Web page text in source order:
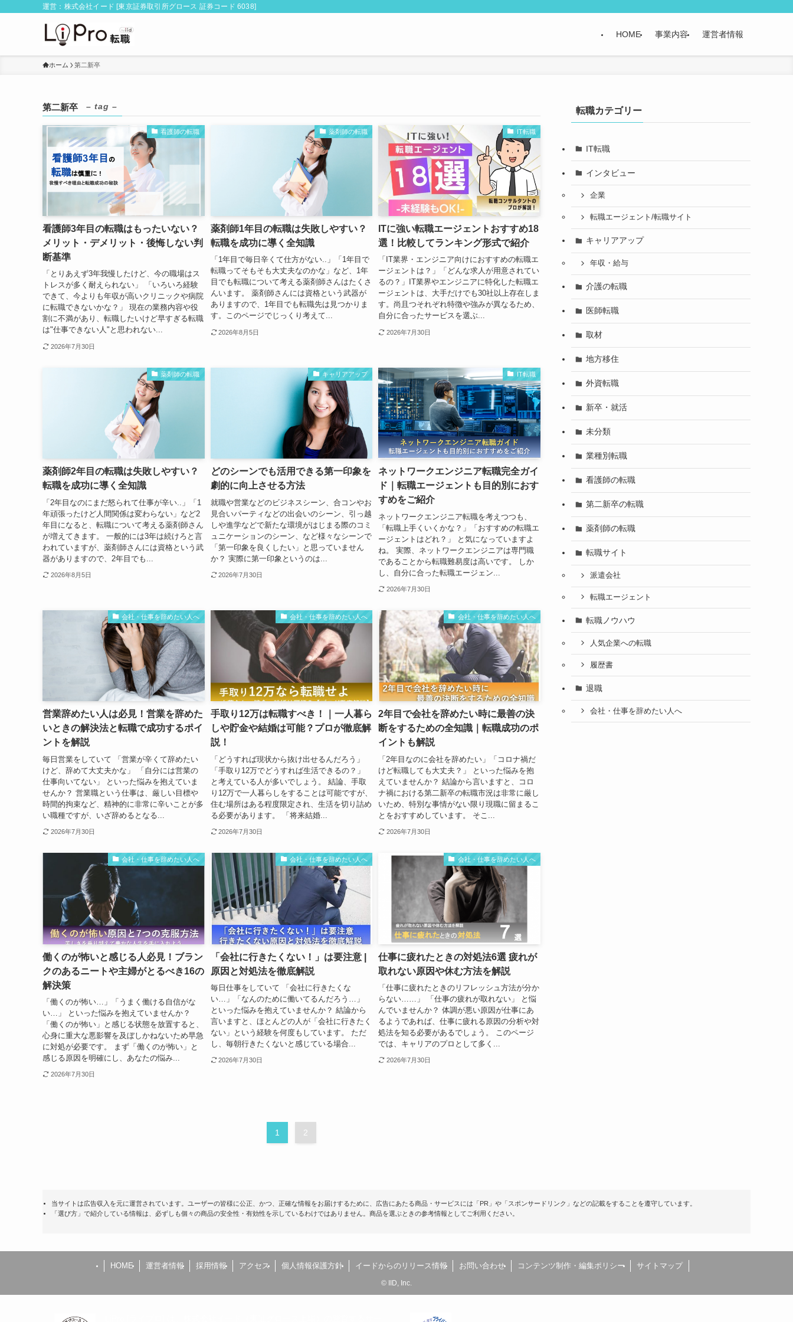
運営：株式会社イード [東京証券取引所グロース 証券コード 6038]
HOME 事業内容 運営者情報
ホーム 第二新卒
第二新卒 – tag –
看護師の転職
看護師3年目の転職はもったいない？
メリット・デメリット・後悔しない判
断基準
「とりあえず3年我慢したけど、今の職場はス
トレスが多く耐えられない」 「いろいろ経験
できて、今よりも年収が高いクリニックや病院
に転職できないかな？」 現在の業務内容や役
割に不満があり、転職したいけど早すぎる転職
は"仕事できない人"と思われない...
2026年7月30日
薬剤師の転職
薬剤師1年目の転職は失敗しやすい？
転職を成功に導く全知識
「1年目で毎日辛くて仕方がない..」「1年目で
転職ってそもそも大丈夫なのかな」など、1年
目でも転職について考える薬剤師さんはたくさ
んいます。 薬剤師さんには資格という武器が
ありますので、1年目でも転職先は見つかりま
す。このページでじっくり考えて...
2026年8月5日
IT転職
ITに強い転職エージェントおすすめ18
選！比較してランキング形式で紹介
「IT業界・エンジニア向けにおすすめの転職エ
ージェントは？」「どんな求人が用意されてい
るの？」IT業界やエンジニアに特化した転職エ
ージェントは、大手だけでも30社以上存在しま
す。尚且つそれぞれ特徴や強みが異なるため、
自分に合ったサービスを選ぶ...
2026年7月30日
薬剤師の転職
薬剤師2年目の転職は失敗しやすい？
転職を成功に導く全知識
「2年目なのにまだ怒られて仕事が辛い..」「1
年頑張ったけど人間関係は変わらない」など2
年目になると、転職について考える薬剤師さん
が増えてきます。 一般的には3年は続けろと言
われていますが、薬剤師さんには資格という武
器がありますので、2年目でも...
2026年8月5日
キャリアアップ
どのシーンでも活用できる第一印象を
劇的に向上させる方法
就職や営業などのビジネスシーン、合コンやお
見合いパーティなどの出会いのシーン、引っ越
しや進学などで新たな環境がはじまる際のコミ
ュニケーションのシーン、など様々なシーンで
「第一印象を良くしたい」と思っていません
か？ 実際に第一印象というのは...
2026年7月30日
IT転職
ネットワークエンジニア転職完全ガイ
ド｜転職エージェントも目的別におす
すめをご紹介
ネットワークエンジニア転職を考えつつも、
「転職上手くいくかな？」「おすすめの転職エ
ージェントはどれ？」 と気になっていますよ
ね。 実際、ネットワークエンジニアは専門職
であることから転職難易度は高いです。 しか
し、自分に合った転職エージェン...
2026年7月30日
会社・仕事を辞めたい人へ
営業辞めたい人は必見！営業を辞めた
いときの解決法と転職で成功するポイ
ントを解説
毎日営業をしていて 「営業が辛くて辞めたい
けど、辞めて大丈夫かな」 「自分には営業の
仕事向いてない」 といった悩みを抱えていま
せんか？ 営業職という仕事は、厳しい目標や
時間的拘束など、精神的に非常に辛いことが多
い職種ですが、いざ辞めるとなる...
2026年7月30日
会社・仕事を辞めたい人へ
手取り12万は転職すべき！｜一人暮ら
しや貯金や結婚は可能？プロが徹底解
説！
「どうすれば現状から抜け出せるんだろう」
「手取り12万でどうすれば生活できるの？」
と考えている人が多いでしょう。 結論、手取
り12万で一人暮らしをすることは可能ですが、
住む場所はある程度限定され、生活を切り詰め
る必要があります。 「将来結婚...
2026年7月30日
会社・仕事を辞めたい人へ
2年目で会社を辞めたい時に最善の決
断をするための全知識｜転職成功のポ
イントも解説
「2年目なのに会社を辞めたい」「コロナ禍だ
けど転職しても大丈夫？」 といった悩みを抱
えていませんか？ 結論から言いますと、コロ
ナ禍における第二新卒の転職市況は非常に厳し
いため、特別な事情がない限り現職に留まるこ
とをおすすめしています。 そこ...
2026年7月30日
会社・仕事を辞めたい人へ
働くのが怖いと感じる人必見！ブラン
クのあるニートや主婦がとるべき16の
解決策
「働くのが怖い…」「うまく働ける自信がな
い…」 といった悩みを抱えていませんか？
「働くのが怖い」と感じる状態を放置すると、
心身に重大な悪影響を及ぼしかねないため早急
に対処が必要です。 まず「働くのが怖い」と
感じる原因を明確にし、あなたの悩み...
2026年7月30日
会社・仕事を辞めたい人へ
「会社に行きたくない！」は要注意 |
原因と対処法を徹底解説
毎日仕事をしていて 「会社に行きたくな
い…」「なんのために働いてるんだろう…」
といった悩みを抱えていませんか？ 結論から
言いますと、ほとんどの人が「会社に行きたく
ない」という経験を何度もしています。 ただ
し、毎朝行きたくないと感じている場合...
2026年7月30日
会社・仕事を辞めたい人へ
仕事に疲れたときの対処法6選 疲れが
取れない原因や休む方法を解説
「仕事に疲れたときのリフレッシュ方法が分か
らない……」 「仕事の疲れが取れない」 と悩
んでいませんか？ 体調が悪い原因が仕事にあ
るようであれば、仕事に疲れる原因の分析や対
処法を知る必要があるでしょう。 このページ
では、キャリアのプロとして多く...
2026年7月30日
1 2
転職カテゴリー
IT転職
インタビュー
企業
転職エージェント/転職サイト
キャリアアップ
年収・給与
介護の転職
医師転職
取材
地方移住
外資転職
新卒・就活
未分類
業種別転職
看護師の転職
第二新卒の転職
薬剤師の転職
転職サイト
派遣会社
転職エージェント
転職ノウハウ
人気企業への転職
履歴書
退職
会社・仕事を辞めたい人へ
当サイトは広告収入を元に運営されています。ユーザーの皆様に公正、かつ、正確な情報をお届けするために、広告にあたる商品・サービスには「PR」や「スポンサードリンク」などの記載をすることを遵守しています。
「選び方」で紹介している情報は、必ずしも個々の商品の安全性・有効性を示しているわけではありません。商品を選ぶときの参考情報としてご利用ください。
HOME 運営者情報 採用情報 アクセス 個人情報保護方針 イードからのリリース情報 お問い合わせ コンテンツ制作・編集ポリシー サイトマップ
© IID, Inc.